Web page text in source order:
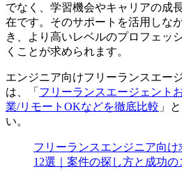
でなく、学習機会やキャリアの成
在です。そのサポートを活用しな
き、より高いレベルのプロフェッ
くことが求められます。
エンジニア向けフリーランスエー
は、「 フリーランスエージェント
業/リモートOKなどを徹底比較 」
い。
フリーランスエンジニア向
12選｜案件の探し方と成功の